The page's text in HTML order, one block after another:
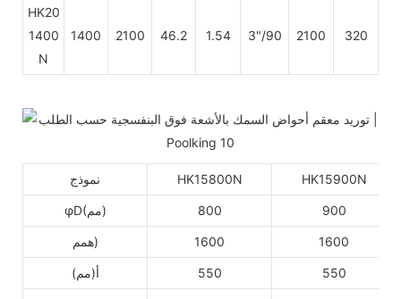
HK20
1400
N
1400 2100 46.2 1.54 3"/90 2100 320
نموذج HK15800N HK15900N
φD(مم) 800 900
همم) 1600 1600
أ(مم) 550 550